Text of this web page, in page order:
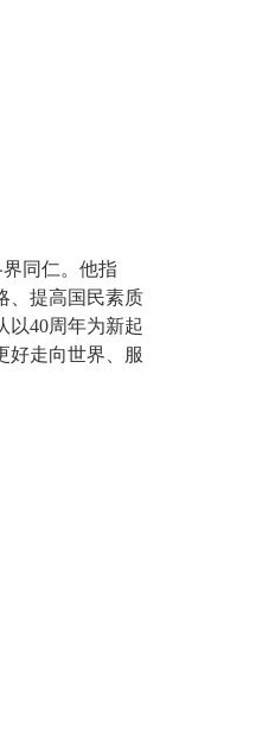
同仁。他指
、提高国民素质
以40周年为新起
好走向世界、服